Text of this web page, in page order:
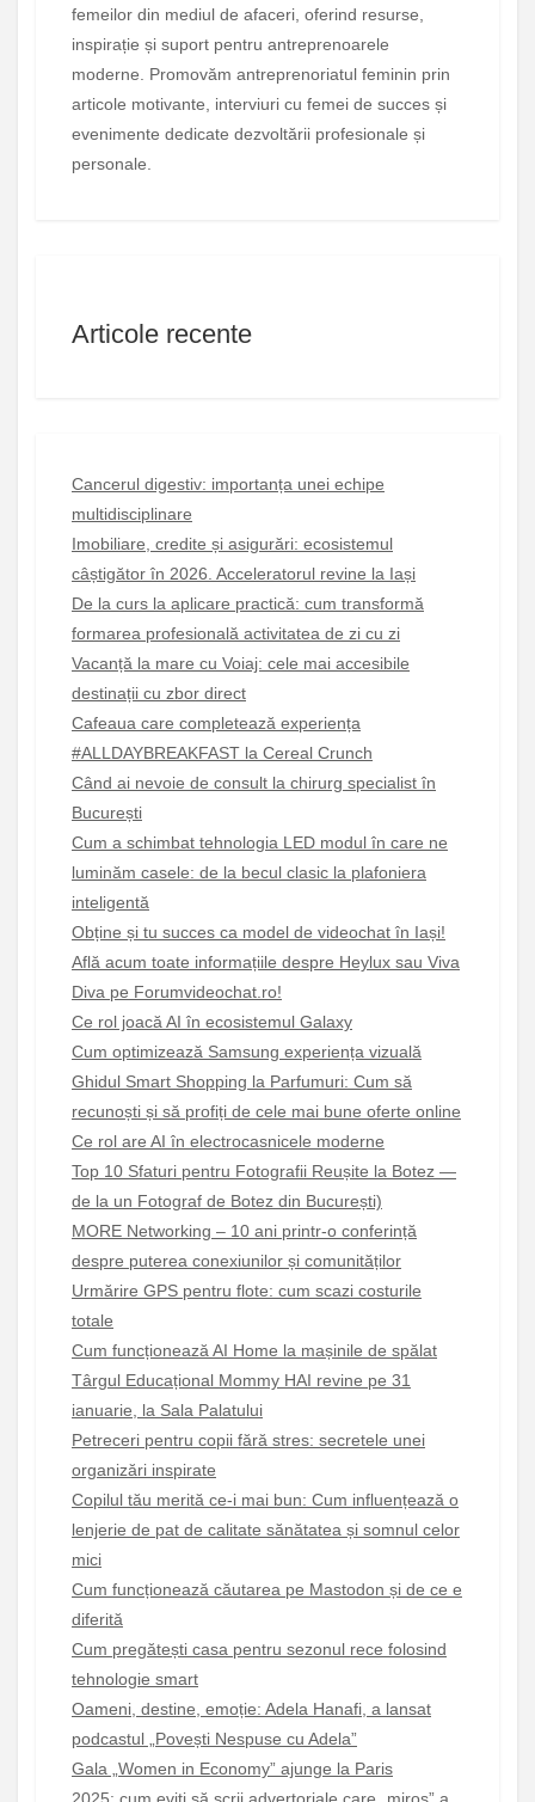
femeilor din mediul de afaceri, oferind resurse,
inspirație și suport pentru antreprenoarele
moderne. Promovăm antreprenoriatul feminin prin
articole motivante, interviuri cu femei de succes și
evenimente dedicate dezvoltării profesionale și
personale.
Articole recente
Cancerul digestiv: importanța unei echipe
multidisciplinare
Imobiliare, credite și asigurări: ecosistemul
câștigător în 2026. Acceleratorul revine la Iași
De la curs la aplicare practică: cum transformă
formarea profesională activitatea de zi cu zi
Vacanță la mare cu Voiaj: cele mai accesibile
destinații cu zbor direct
Cafeaua care completează experiența
#ALLDAYBREAKFAST la Cereal Crunch
Când ai nevoie de consult la chirurg specialist în
București
Cum a schimbat tehnologia LED modul în care ne
luminăm casele: de la becul clasic la plafoniera
inteligentă
Obține și tu succes ca model de videochat în Iași!
Află acum toate informațiile despre Heylux sau Viva
Diva pe Forumvideochat.ro!
Ce rol joacă AI în ecosistemul Galaxy
Cum optimizează Samsung experiența vizuală
Ghidul Smart Shopping la Parfumuri: Cum să
recunoști și să profiți de cele mai bune oferte online
Ce rol are AI în electrocasnicele moderne
Top 10 Sfaturi pentru Fotografii Reușite la Botez —
de la un Fotograf de Botez din București)
MORE Networking – 10 ani printr-o conferință
despre puterea conexiunilor și comunităților
Urmărire GPS pentru flote: cum scazi costurile
totale
Cum funcționează AI Home la mașinile de spălat
Târgul Educațional Mommy HAI revine pe 31
ianuarie, la Sala Palatului
Petreceri pentru copii fără stres: secretele unei
organizări inspirate
Copilul tău merită ce-i mai bun: Cum influențează o
lenjerie de pat de calitate sănătatea și somnul celor
mici
Cum funcționează căutarea pe Mastodon și de ce e
diferită
Cum pregătești casa pentru sezonul rece folosind
tehnologie smart
Oameni, destine, emoție: Adela Hanafi, a lansat
podcastul „Povești Nespuse cu Adela”
Gala „Women in Economy” ajunge la Paris